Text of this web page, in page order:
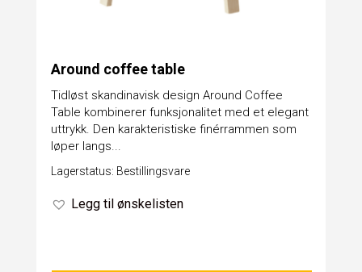
Around coffee table
Tidløst skandinavisk design Around Coffee
Table kombinerer funksjonalitet med et elegant
uttrykk. Den karakteristiske finérrammen som
løper langs...
Lagerstatus: Bestillingsvare
Legg til ønskelisten